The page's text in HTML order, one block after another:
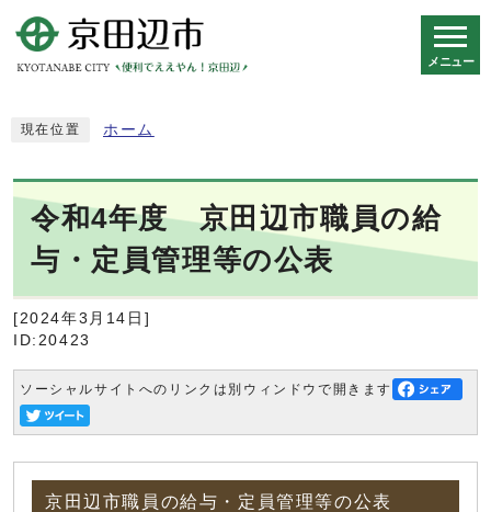
メニュー
現在位置 ホーム
令和4年度 京田辺市職員の給
与・定員管理等の公表
[2024年3月14日]
ID:20423
ソーシャルサイトへのリンクは別ウィンドウで開きます
京田辺市職員の給与・定員管理等の公表